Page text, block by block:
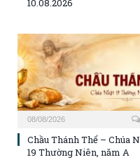
10.08.2026
08/08/2026
Chầu Thánh Thể – Chúa
19 Thường Niên, năm A